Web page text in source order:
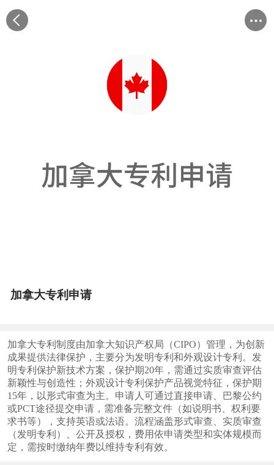
加拿大专利申请
加拿大专利制度由加拿大知识产权局（CIPO）管理，为创新
成果提供法律保护，主要分为发明专利和外观设计专利。发
明专利保护新技术方案，保护期20年，需通过实质审查评估
新颖性与创造性；外观设计专利保护产品视觉特征，保护期
15年，以形式审查为主。申请人可通过直接申请、巴黎公约
或PCT途径提交申请，需准备完整文件（如说明书、权利要
求书等），支持英语或法语。流程涵盖形式审查、实质审查
（发明专利）、公开及授权，费用依申请类型和实体规模而
定，需按时缴纳年费以维持专利有效。